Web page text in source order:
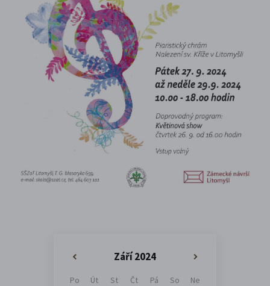
Září 2024
Po Út St Čt Pá So
Ne